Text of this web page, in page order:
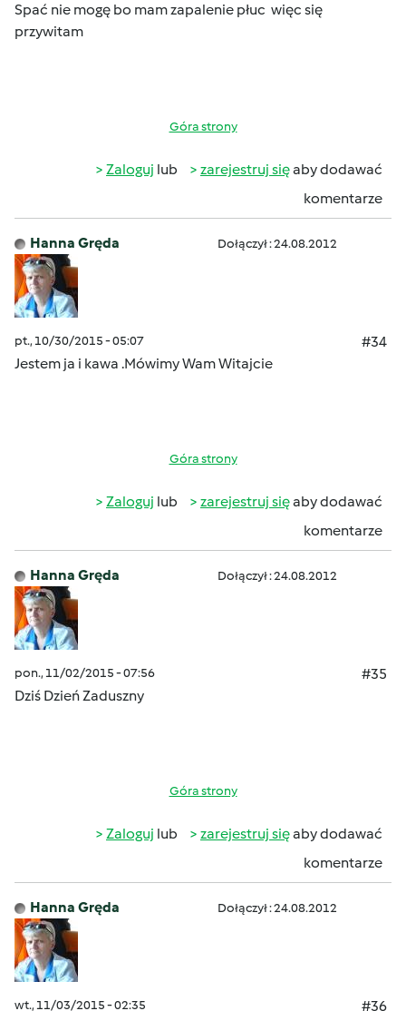
Spać nie mogę bo mam zapalenie płuc więc się
przywitam
Góra strony
Zaloguj lub zarejestruj sięaby dodawać
komentarze
Hanna Gręda Dołączył : 24.08.2012
pt., 10/30/2015 - 05:07
#34
Jestem ja i kawa .Mówimy Wam Witajcie
Góra strony
Zaloguj lub zarejestruj sięaby dodawać
komentarze
Hanna Gręda Dołączył : 24.08.2012
pon., 11/02/2015 - 07:56
#35
Dziś Dzień Zaduszny
Góra strony
Zaloguj lub zarejestruj sięaby dodawać
komentarze
Hanna Gręda Dołączył : 24.08.2012
wt., 11/03/2015 - 02:35 #36